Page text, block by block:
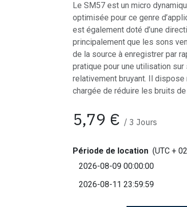
Le SM57 est un micro
optimisée pour ce genre
est également doté d’une
principalement que les sons
de la source à enregistrer par
pratique pour une utilisation
relativement bruyant. Il dispose
chargée de réduire les bruits
5,79 € / 3 Jours
Période de location (UTC +